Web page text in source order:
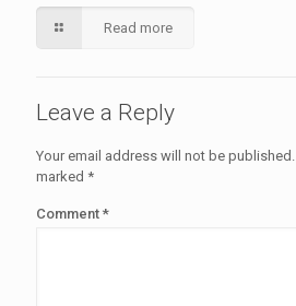
Read more
Leave a Reply
Your email address will not be published.
marked *
Comment *